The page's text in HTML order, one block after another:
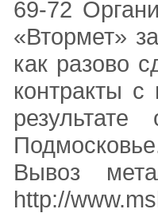
69-72
«Втормет»
как разово
контракты
Вывоз
http://